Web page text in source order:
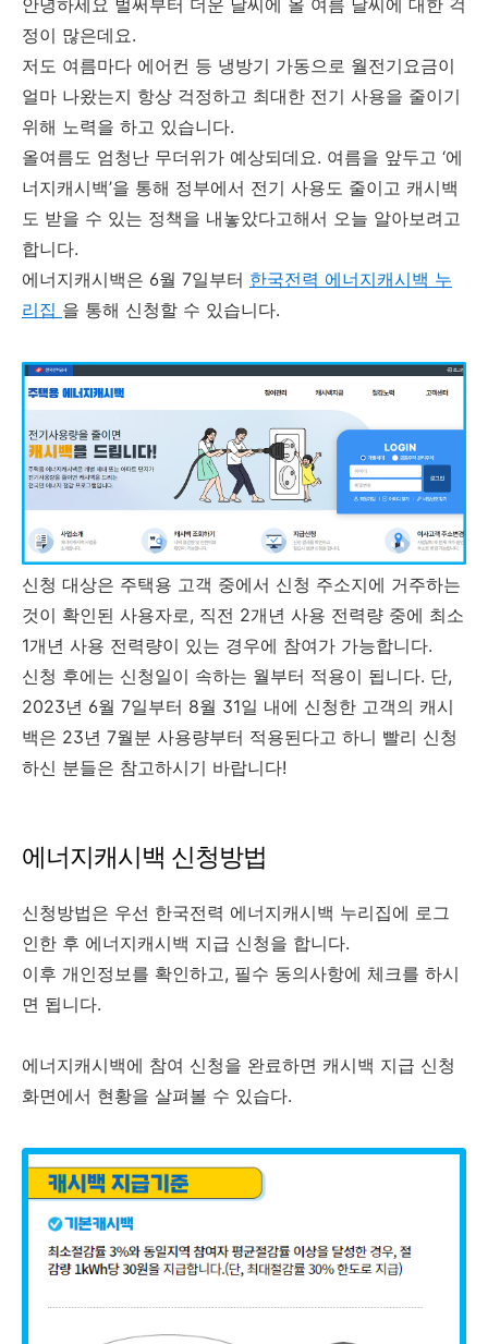
​안녕하세요 벌써부터 더운 날씨에 올 여름 날씨에 대한 걱
정이 많은데요.
저도 여름마다 에어컨 등 냉방기 가동으로 월전기요금이
얼마 나왔는지 항상 걱정하고 최대한 전기 사용을 줄이기
위해 노력을 하고 있습니다.
올여름도 엄청난 무더위가 예상되데요. 여름을 앞두고 ‘에
너지캐시백’을 통해 정부에서 전기 사용도 줄이고 캐시백
도 받을 수 있는 정책을 내놓았다고해서 오늘 알아보려고
합니다.
에너지캐시백은 6월 7일부터 한국전력 에너지캐시백 누
리집 을 통해 신청할 수 있습니다.
신청 대상은 주택용 고객 중에서 신청 주소지에 거주하는
것이 확인된 사용자로, 직전 2개년 사용 전력량 중에 최소
1개년 사용 전력량이 있는 경우에 참여가 가능합니다.
신청 후에는 신청일이 속하는 월부터 적용이 됩니다. 단,
2023년 6월 7일부터 8월 31일 내에 신청한 고객의 캐시
백은 23년 7월분 사용량부터 적용된다고 하니 빨리 신청
하신 분들은 참고하시기 바랍니다!
에너지캐시백 신청방법
신청방법은 우선 한국전력 에너지캐시백 누리집에 로그
인한 후 에너지캐시백 지급 신청을 합니다.
이후 개인정보를 확인하고, 필수 동의사항에 체크를 하시
면 됩니다.
에너지캐시백에 참여 신청을 완료하면 캐시백 지급 신청
화면에서 현황을 살펴볼 수 있습다.